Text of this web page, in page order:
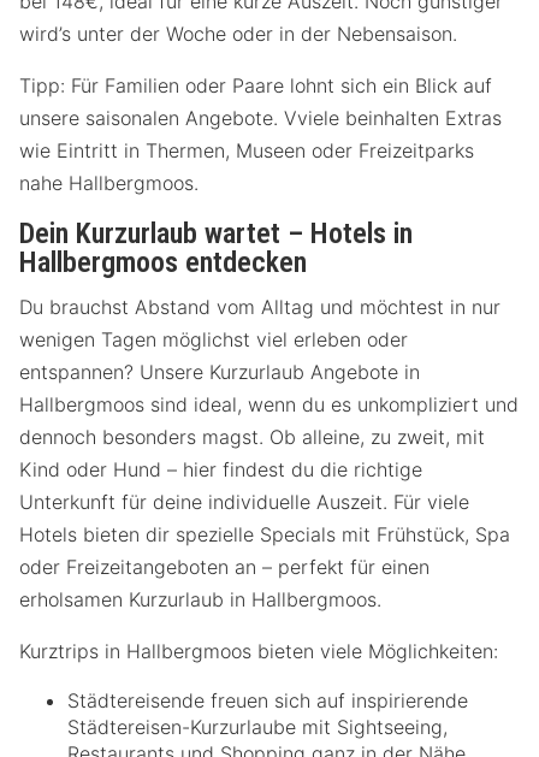
wird’s unter der Woche oder in der Nebensaison.
Tipp: Für Familien oder Paare lohnt sich ein Blick auf
unsere saisonalen Angebote. Vviele beinhalten Extras
wie Eintritt in Thermen, Museen oder Freizeitparks
nahe Hallbergmoos.
Dein Kurzurlaub wartet – Hotels in
Hallbergmoos entdecken
Du brauchst Abstand vom Alltag und möchtest in nur
wenigen Tagen möglichst viel erleben oder
entspannen? Unsere Kurzurlaub Angebote in
Hallbergmoos sind ideal, wenn du es unkompliziert und
dennoch besonders magst. Ob alleine, zu zweit, mit
Kind oder Hund – hier findest du die richtige
Unterkunft für deine individuelle Auszeit. Für viele
Hotels bieten dir spezielle Specials mit Frühstück, Spa
oder Freizeitangeboten an – perfekt für einen
erholsamen Kurzurlaub in Hallbergmoos.
Kurztrips in Hallbergmoos bieten viele Möglichkeiten:
Städtereisende freuen sich auf inspirierende
Städtereisen-Kurzurlaube mit Sightseeing,